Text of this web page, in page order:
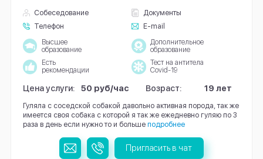
Собеседование
Документы
Телефон
E-mail
Высшее
образование
Дополнительное
образование
Есть
рекомендации
Тест на антитела
Covid-19
Цена услуги: 50 руб/час Возраст: 19 лет
Гуляла с соседской собакой давольно активная порода, так же
имеется своя собака с которой я так же ежедневно гуляю по 3
раза в день если нужно то и больше подробнее
Пригласить в чат